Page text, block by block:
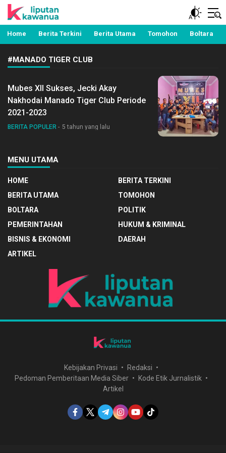
Liputan Kawanua
Berita Manado, Sulawesi Utara, Kawanua, Politik,
Pemerintahan, Hukum Kriminal dan Nasional
Home Berita Terkini Berita Utama Tomohon Boltara
#MANADO TIGER CLUB
Mubes XII Sukses, Jecki Akay
Nakhodai Manado Tiger Club Periode
2021-2023
BERITA POPULER 5 tahun yang lalu
MENU UTAMA
HOME
BERITA TERKINI
BERITA UTAMA
TOMOHON
BOLTARA
POLITIK
PEMERINTAHAN
HUKUM & KRIMINAL
BISNIS & EKONOMI
DAERAH
ARTIKEL
Kebijakan Privasi
Redaksi
Pedoman Pemberitaan Media Siber
Kode Etik Jurnalistik
Artikel